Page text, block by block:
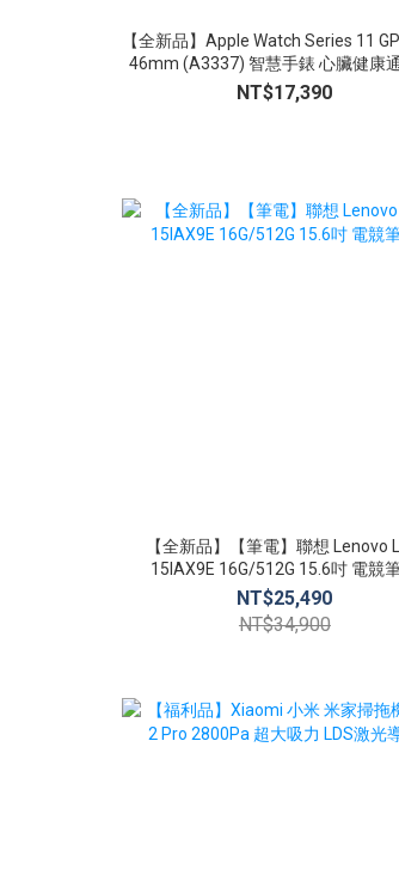
【全新品】Apple Watch Series 11
46mm (A3337) 智慧手錶 心臟健康通
命徵象 睡眠追蹤
NT$17,390
【全新品】【筆電】聯想 Lenovo
15IAX9E 16G/512G 15.6吋 電競
NT$25,490
NT$34,900